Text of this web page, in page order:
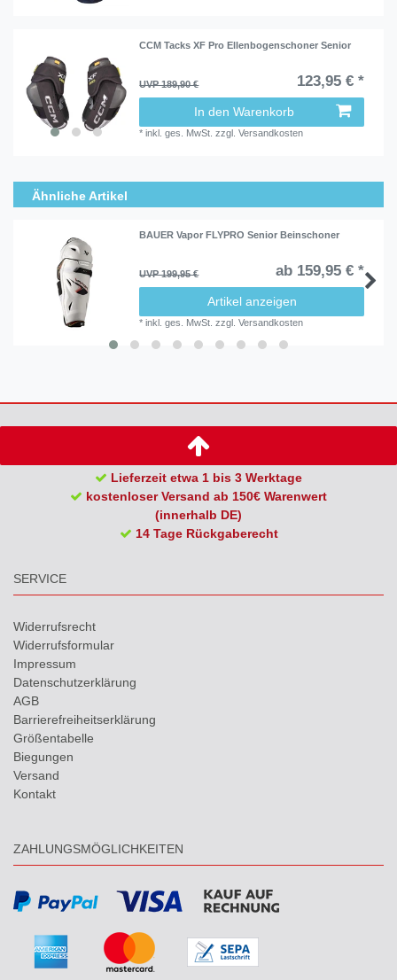
CCM Tacks XF Pro Ellenbogenschoner Senior
UVP 189,90 € 123,95 € *
In den Warenkorb
*inkl. ges. MwSt. zzgl.Versandkosten
Ähnliche Artikel
BAUER Vapor FLYPRO Senior Beinschoner
UVP 199,95 € ab 159,95 € *
Artikel anzeigen
*inkl. ges. MwSt. zzgl.Versandkosten
Lieferzeit etwa 1 bis 3 Werktage
kostenloser Versand ab 150€ Warenwert
(innerhalb DE)
14 Tage Rückgaberecht
SERVICE
Widerrufs­recht
Widerrufs­formular
Impressum
Daten­schutz­erklärung
AGB
Barrierefreiheitserklärung
Größentabelle
Biegungen
Versand
Kontakt
ZAHLUNGSMÖGLICHKEITEN